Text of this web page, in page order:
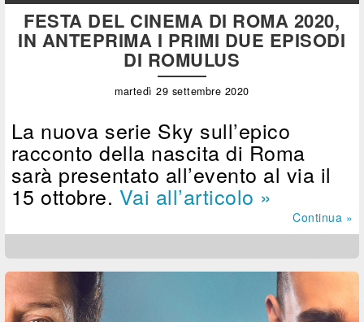
FESTA DEL CINEMA DI ROMA 2020,
IN ANTEPRIMA I PRIMI DUE EPISODI
DI ROMULUS
martedì 29 settembre 2020
La nuova serie Sky sull’epico
racconto della nascita di Roma
sarà presentato all’evento al via il
15 ottobre. Vai all’articolo »
Continua »